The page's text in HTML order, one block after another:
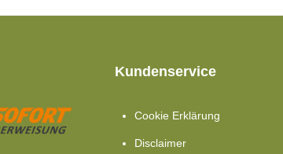
Kundenservice
Cookie Erklärung
Disclaimer